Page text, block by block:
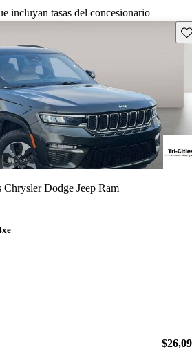
incluyan tasas del concesionario
Chrysler Dodge Jeep Ram